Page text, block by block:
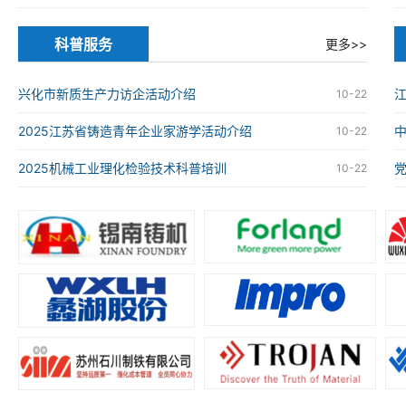
工作的通知
科普服务 更多>>
10-22
兴化市新质生产力访企活动介绍
10-22
2025江苏省铸造青年企业家游学活动介绍
10-22
2025机械工业理化检验技术科普培训